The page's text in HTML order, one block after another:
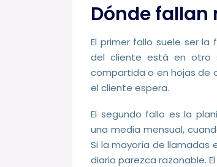
Dónde fallan
El primer fallo suele ser
del cliente está en otro
compartida o en hojas de
el cliente espera.
El segundo fallo es la
una media mensual,
Si la mayoría de llamadas
diario parezca razonable.